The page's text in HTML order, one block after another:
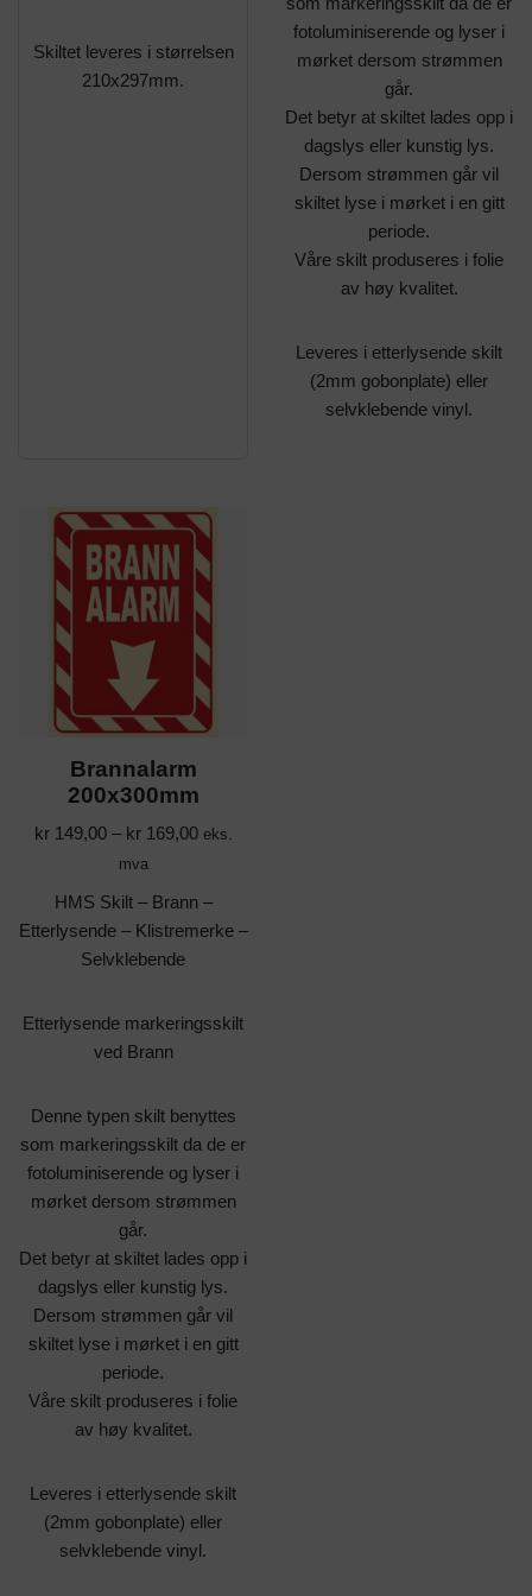
Skiltet leveres i størrelsen
210x297mm.
fotoluminiserende og lyser i
mørket dersom strømmen
går.
Det betyr at skiltet lades opp i
dagslys eller kunstig lys.
Dersom strømmen går vil
skiltet lyse i mørket i en gitt
periode.
Våre skilt produseres i folie
av høy kvalitet.
Leveres i etterlysende skilt
(2mm gobonplate) eller
selvklebende vinyl.
Brannalarm
200x300mm
kr149,00 – kr169,00 eks.
mva
HMS Skilt – Brann –
Etterlysende – Klistremerke –
Selvklebende
Etterlysende markeringsskilt
ved Brann
Denne typen skilt benyttes
som markeringsskilt da de er
fotoluminiserende og lyser i
mørket dersom strømmen
går.
Det betyr at skiltet lades opp i
dagslys eller kunstig lys.
Dersom strømmen går vil
skiltet lyse i mørket i en gitt
periode.
Våre skilt produseres i folie
av høy kvalitet.
Leveres i etterlysende skilt
(2mm gobonplate) eller
selvklebende vinyl.